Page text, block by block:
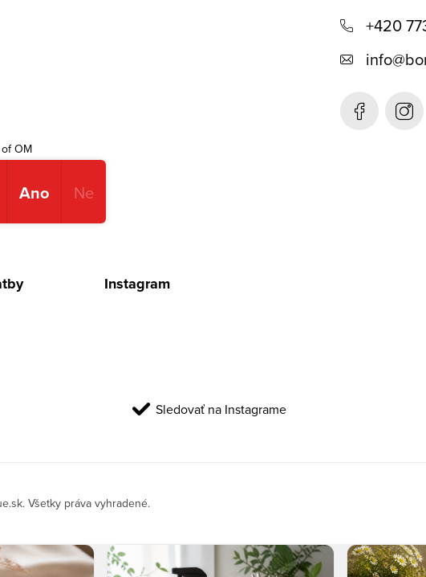
OM
údajov
+420
info@
Instagram
Sledovať na Instagrame
. Všetky práva vyhradené.
Ano Ne